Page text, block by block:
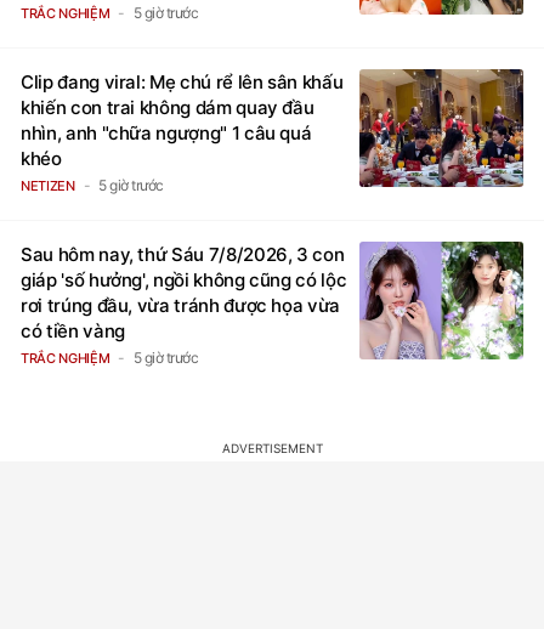
TRẮC NGHIỆM 5 giờ trước
Clip đang viral: Mẹ chú rể lên sân khấu
khiến con trai không dám quay đầu
nhìn, anh "chữa ngượng" 1 câu quá
khéo
NETIZEN 5 giờ trước
Sau hôm nay, thứ Sáu 7/8/2026, 3 con
giáp 'số hưởng', ngồi không cũng có lộc
rơi trúng đầu, vừa tránh được họa vừa
có tiền vàng
TRẮC NGHIỆM 5 giờ trước